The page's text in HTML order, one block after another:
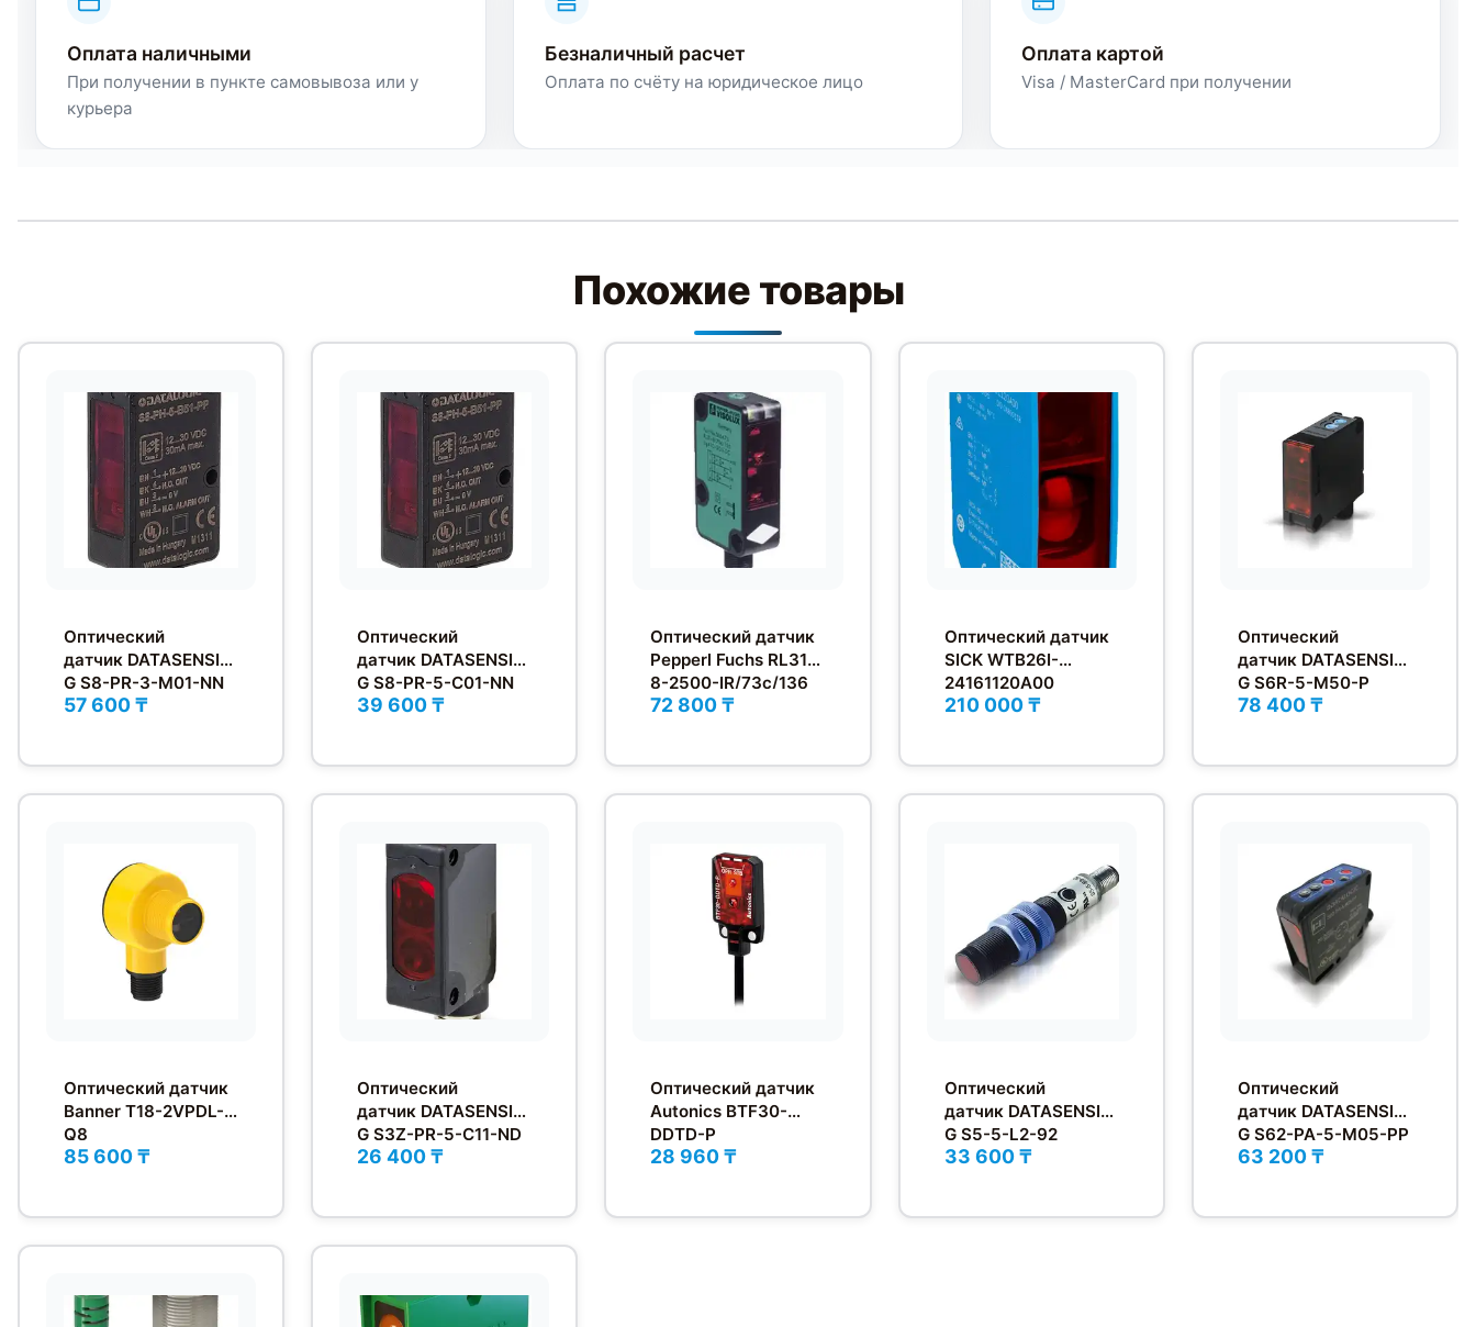
Оплата наличными
При получении в пункте самовывоза или у
курьера
Безналичный расчет
Оплата по счёту на юридическое лицо
Оплата картой
Visa / MasterCard при получении
Похожие товары
Оптический
датчик DATASENSIN
G S8-PR-3-M01-NN
57 600 ₸
Оптический
датчик DATASENSIN
G S8-PR-5-C01-NN
39 600 ₸
Оптический датчик
Pepperl Fuchs RL31-
8-2500-IR/73c/136
72 800 ₸
Оптический датчик
SICK WTB26I-
24161120A00
210 000 ₸
Оптический
датчик DATASENSIN
G S6R-5-M50-P
78 400 ₸
Оптический датчик
Banner T18-2VPDL-
Q8
85 600 ₸
Оптический
датчик DATASENSIN
G S3Z-PR-5-C11-ND
26 400 ₸
Оптический датчик
Autonics BTF30-
DDTD-P
28 960 ₸
Оптический
датчик DATASENSIN
G S5-5-L2-92
33 600 ₸
Оптический
датчик DATASENSIN
G S62-PA-5-M05-PP
63 200 ₸